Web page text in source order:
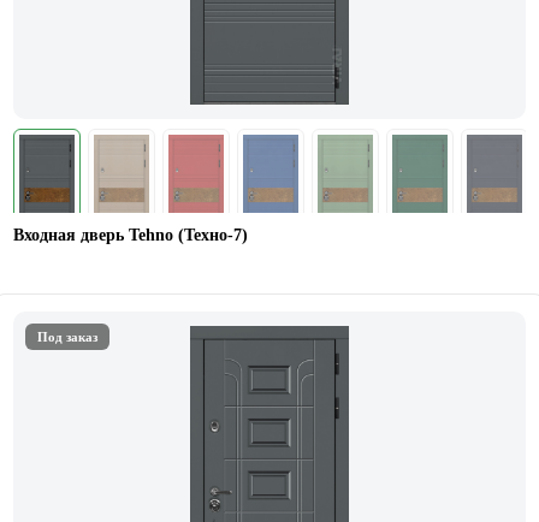
Входная дверь Tehno (Техно-7)
Под заказ